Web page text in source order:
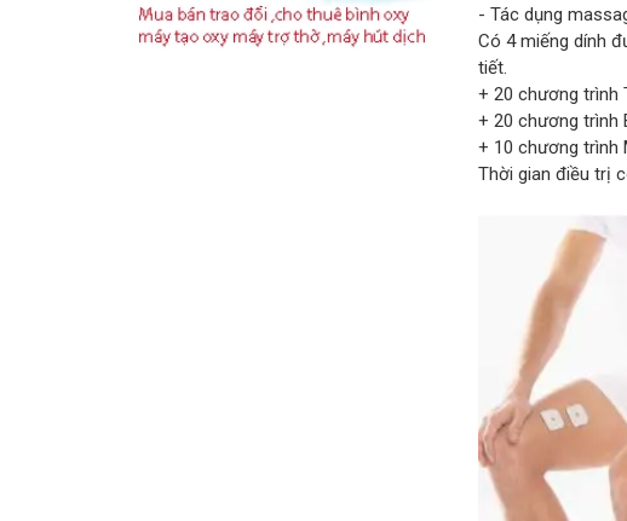
- Tác dụng
Có 4 miếng dính
tiết.
+ 20 chương trình
+ 20 chương trình
+ 10 chương trình
Thời gian điều trị